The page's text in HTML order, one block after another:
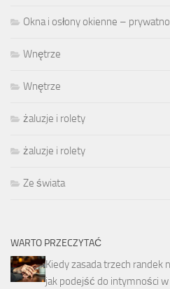
Okna i osłony okienne –
Wnętrze
Wnętrze
żaluzje i rolety
żaluzje i rolety
Ze świata
WARTO PRZECZYTAĆ
Kiedy zasada trzech randek
jak podejść do intymności w